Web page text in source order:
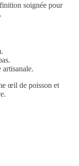
soignée pour
artisanale.
œil de poisson et